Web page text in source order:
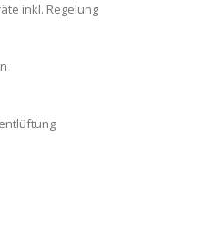
inkl. Regelung